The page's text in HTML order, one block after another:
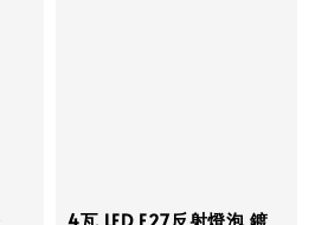
4瓦 LED E27反射燈泡 鍍